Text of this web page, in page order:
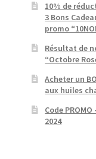
10% de
3 Bons
promo
Résultat de
“Octobre
Acheter un
aux huiles
Code
2024